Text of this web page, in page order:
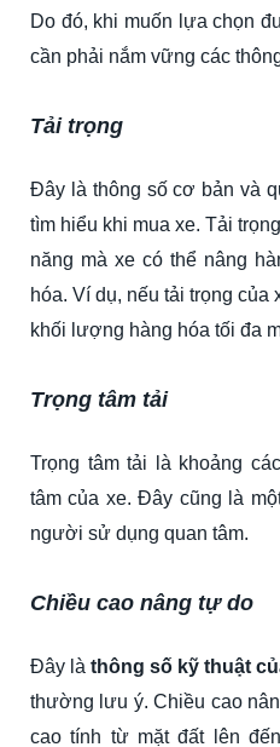
Do đó, khi muốn lựa chọn
cần phải nắm vững các
Tải trọng
Đây là thông số cơ bản và
tìm hiểu khi mua xe. Tải
năng mà xe có thể nâng
hóa. Ví dụ, nếu tải trọng của
khối lượng hàng hóa tối đa
Trọng tâm tải
Trọng tâm tải là khoảng
tâm của xe. Đây cũng là
người sử dụng quan tâm.
Chiều cao nâng tự do
Đây là thông số kỹ thuật
thường lưu ý. Chiều cao
cao tính từ mặt đất lên